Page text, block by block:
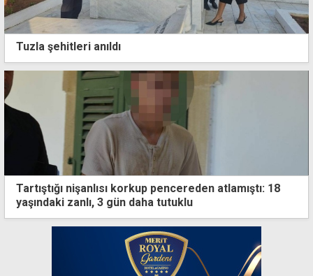
Tuzla şehitleri anıldı
Tartıştığı nişanlısı korkup pencereden atlamıştı: 18
yaşındaki zanlı, 3 gün daha tutuklu